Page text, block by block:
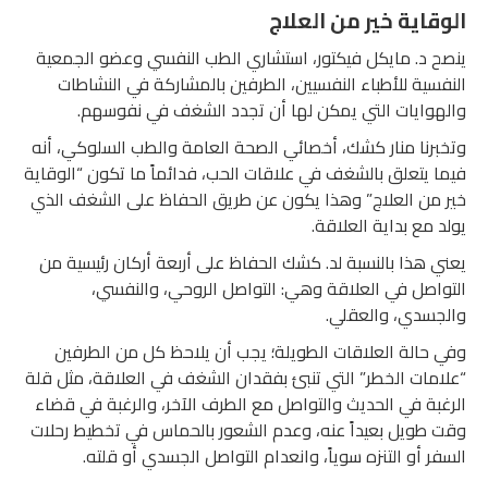
الوقاية خير من العلاج
ينصح د. مايكل فيكتور، استشاري الطب النفسي وعضو الجمعية
النفسية للأطباء النفسيين، الطرفين بالمشاركة في النشاطات
والهوايات التي يمكن لها أن تجدد الشغف في نفوسهم.
وتخبرنا منار كشك، أخصائي الصحة العامة والطب السلوكي، أنه
فيما يتعلق بالشغف في علاقات الحب، فدائماً ما تكون “الوقاية
خير من العلاج” وهذا يكون عن طريق الحفاظ على الشغف الذي
يولد مع بداية العلاقة.
يعني هذا بالنسبة لد. كشك الحفاظ على أربعة أركان رئيسية من
التواصل في العلاقة وهي: التواصل الروحي، والنفسي،
والجسدي، والعقلي.
وفي حالة العلاقات الطويلة؛ يجب أن يلاحظ كل من الطرفين
“علامات الخطر” التي تنبئ بفقدان الشغف في العلاقة، مثل قلة
الرغبة في الحديث والتواصل مع الطرف الآخر، والرغبة في قضاء
وقت طويل بعيداً عنه، وعدم الشعور بالحماس في تخطيط رحلات
السفر أو التنزه سوياً، وانعدام التواصل الجسدي أو قلته.